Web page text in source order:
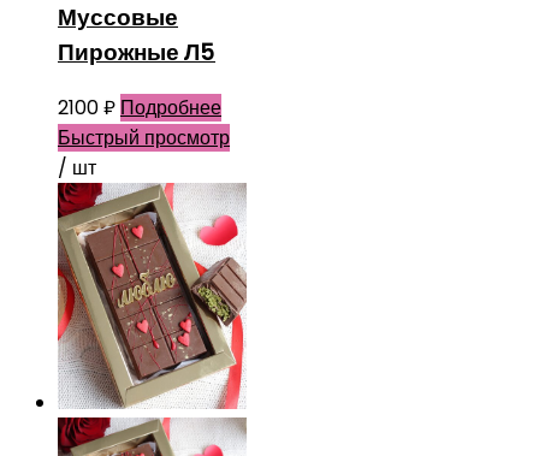
Муссовые
Пирожные Л5
2100₽ Подробнее
Быстрый просмотр
/ шт